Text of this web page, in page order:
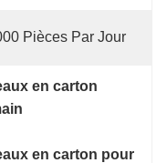
Pièces Par Jour
en carton
en carton pour